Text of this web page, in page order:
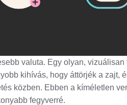
valuta. Egy olyan,
kihívás, hogy áttörjék a zajt,
közben. Ebben a kíméletlen
fegyverré.